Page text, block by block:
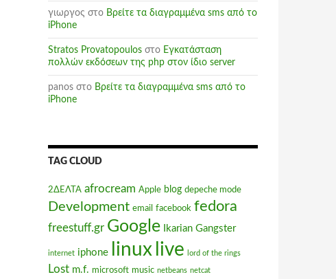
γιωργος στο Βρείτε τα διαγραμμένα sms από το
iPhone
Stratos Provatopoulos στο Εγκατάσταση
πολλών εκδόσεων της php στον ίδιο server
panos στο Βρείτε τα διαγραμμένα sms από το
iPhone
TAG CLOUD
2ΔΕΛΤΑ afrocream Apple blog depeche mode
Development email facebook fedora
freestuff.gr Google Ikarian Gangster
internet iphone linux live lord of the rings
Lost m.f. microsoft music netbeans netcat